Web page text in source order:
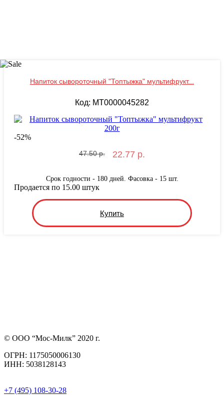
Напиток сывороточный "Топтыжка" мультифрукт...
Код: MT0000045282
-52%
47.50 р. 22.77 р.
Срок годности - 180 дней. Фасовка - 15 шт.
Купить
Продается по 15.00 штук
© ООО “Мос-Милк” 2020 г.
ОГРН: 1175050006130
ИНН: 5038128143
+7 (495) 108-30-28